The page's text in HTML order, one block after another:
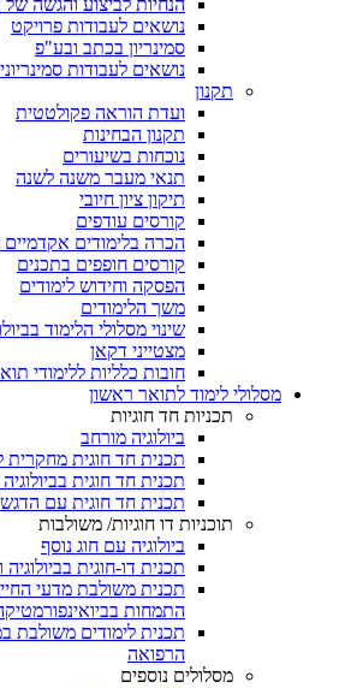
הנחיות לביצוע והגשה של
נושאים לעבודות פרויקט
סמינריון בכתב ובע"פ
נושאים לעבודות
תקנון
ועדת הוראה פקולטטית
תקנון הבחינות
נוכחות בשיעורים
תנאי מעבר משנה לשנה
תיקון ציון חיובי
קורסים עודפים
הכרה בלימודים
קורסים חופפים בתכנים
הפסקה וחידוש לימודים
משך הלימודים
שינוי מסלולי הלימוד
מצטייני דקאן
חובות כלליות ללימודי
מסלולי לימוד לתואר ראשון
תכניות חד חוגיות
ביולוגיה מורחב
תכנית חד חוגית מחקרית
תכנית חד חוגית בביולוגיה
תכנית חד חוגית עם הדגש
תוכניות דו חוגיות/ משולבות
ביולוגיה עם חוג נוסף
תכנית דו-חוגית בביולוגיה
תכנית משולבת מדעי
התמחות
תכנית לימודים משולבת
הרפואה
מסלולים נוספים